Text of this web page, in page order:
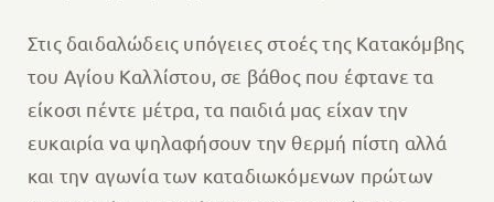
Στις δαιδαλώδεις υπόγειες στοές της Κατακόμβης
του Αγίου Καλλίστου, σε βάθος που έφτανε τα
είκοσι πέντε μέτρα, τα παιδιά μας είχαν την
ευκαιρία να ψηλαφήσουν την θερμή πίστη αλλά
και την αγωνία των καταδιωκόμενων πρώτων